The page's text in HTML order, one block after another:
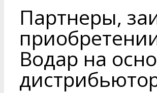
Партнеры,
Водар на